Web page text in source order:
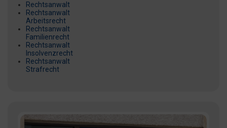
Rechtsanwalt
Rechtsanwalt
Arbeitsrecht
Rechtsanwalt
Familienrecht
Rechtsanwalt
Insolvenzrecht
Rechtsanwalt
Strafrecht